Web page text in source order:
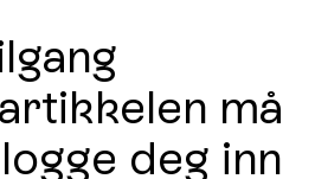
må
deg inn